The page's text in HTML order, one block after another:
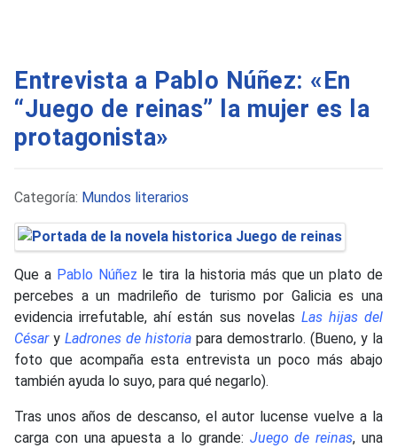
Entrevista a Pablo Núñez: «En
“Juego de reinas” la mujer es la
protagonista»
Detalles
Categoría: Mundos literarios
Que aPablo Núñez le tira la historia más que un plato de
percebes a un madrileño de turismo por Galicia es una
evidencia irrefutable, ahí están sus novelas Las hijas del
César y Ladrones de historia para demostrarlo. (Bueno, y la
foto que acompaña esta entrevista un poco más abajo
también ayuda lo suyo, para qué negarlo).
Tras unos años de descanso, el autor lucense vuelve a la
carga con una apuesta a lo grande: Juego de reinas, una